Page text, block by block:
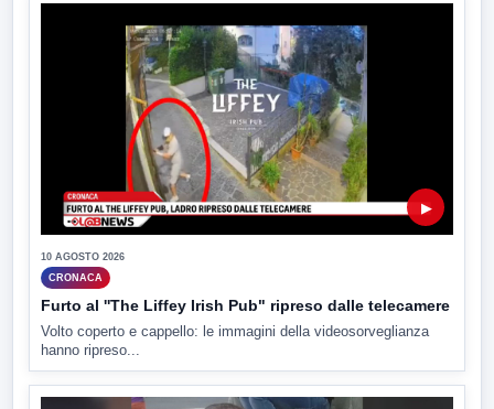
▶
10 AGOSTO 2026
CRONACA
Furto al ''The Liffey Irish Pub" ripreso dalle telecamere
Volto coperto e cappello: le immagini della videosorveglianza
hanno ripreso...